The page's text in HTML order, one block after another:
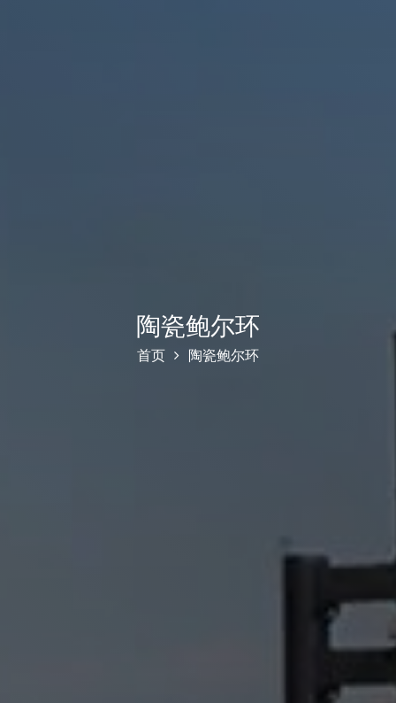
陶瓷鲍尔环
首页 陶瓷鲍尔环